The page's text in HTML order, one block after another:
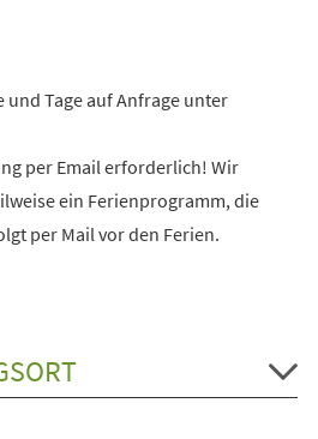
und Tage auf Anfrage unter
per Email erforderlich! Wir
ein Ferienprogramm, die
per Mail vor den Ferien.